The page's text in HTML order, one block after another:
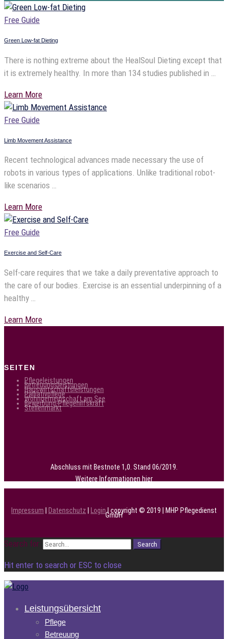
Free Guide
Green Low-fat Dieting
There is nothing extreme about the HealSoul Dieting except that
it is extremely healthy. In more than 134 studies published in …
Learn More
Free Guide
Limb Movement Assistance
Recent technological advances made necessary the use of
robots in various types of applications. Unlike traditional robot-
like scenarios …
Learn More
Free Guide
Exercise and Self-Care
Self-care requires that we take a daily preventative approach to
the care of our bodies. Exercise is an essential underpinning of a
healthy …
Learn More
SEITEN
Pflegeleistungen
Betreuungsleistungen
Hauswirtschaftsleistungen
Palliativpflege
Wohngemeinschaft am See
Bewerbung-Pflegehilfskraft
Stellenmarkt
Abschluss mit Bestnote 1,0. Stand 06/2019.
Weitere Informationen hier
Impressum Datenschutz Login| copyright © 2019 | MHP Pflegedienst
GmbH
Search for: Search
Hit enter to search or ESC to close
Leistungsübersicht
Pflege
Betreuung